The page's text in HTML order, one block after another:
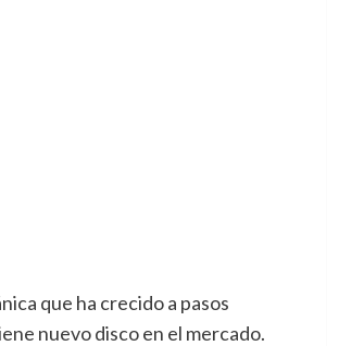
que ha crecido a pasos
nuevo disco en el mercado.